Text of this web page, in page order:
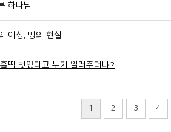
하나님
이상, 땅의 현실
딱 벗었다고 누가 일러주더냐?
1 2 3 4